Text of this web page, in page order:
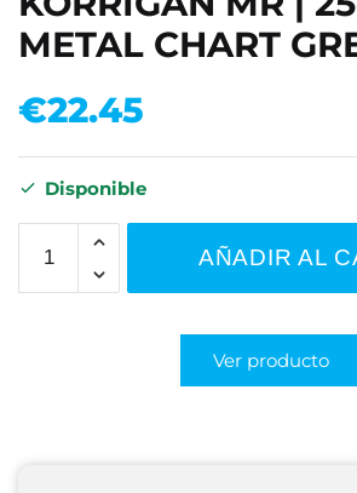
METAL CHART
€22.45
Disponible
AÑADIR AL
Ver producto